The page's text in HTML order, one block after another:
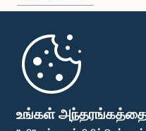
உங்கள் அந்தரங்கத்தை
பி.ப. 2:29 - பி.ப. 2:35
முதற்பக்கம்
பாராளுமன்ற கையடக்க செயலி